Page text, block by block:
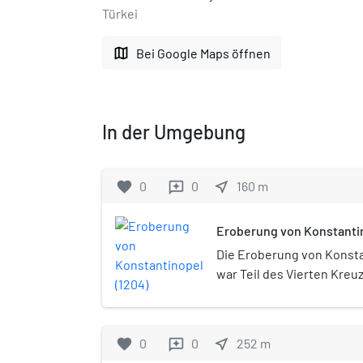
Türkei
map Bei Google Maps öffnen
In der Umgebung
favorite 0 reviews 0 near_me 160 m
Eroberung von
Die Eroberung von
war Teil des Vierten
zerstörten Teile der
Stadt wurde das
favorite 0 reviews 0 near_me 252 m